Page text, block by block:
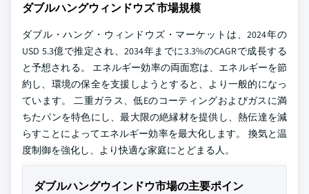
ダブルハングウィンドウズ 市場規模
ダブル・ハング・ウィンドウズ・マーケットは、2024年の
USD 5.3億で推定され、2034年までに3.3%のCAGRで成長する
と予想される。 エネルギー効率の両面窓は、エネルギーを節
約し、環境の保全を支援しようとすると、より一般的になっ
ています。 二重ガラス、低Eのコーティングおよびガスに満
ちたパンを特色にし、最大限の絶縁材を提供し、熱伝達を減
らすことによってエネルギー効率を最大化します。 換気と温
度制御を強化し、より快適な家庭にとどまる人。
ダブルハングウインドウ市場の主要ポイン